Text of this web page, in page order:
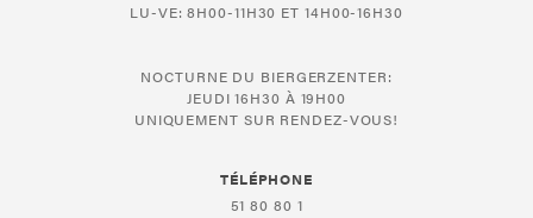
LU-VE: 8H00-11H30 ET 14H00-16H30
NOCTURNE DU BIERGERZENTER:
JEUDI 16H30 À 19H00
UNIQUEMENT SUR RENDEZ-VOUS!
TÉLÉPHONE
51 80 80 1